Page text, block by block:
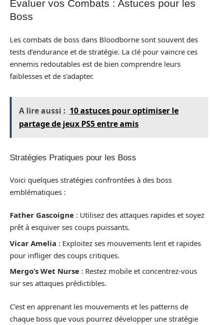
Évaluer vos Combats : Astuces pour les
Boss
Les combats de boss dans Bloodborne sont souvent des
tests d’endurance et de stratégie. La clé pour vaincre ces
ennemis redoutables est de bien comprendre leurs
faiblesses et de s’adapter.
A lire aussi : 10 astuces pour optimiser le
partage de jeux PS5 entre amis
Stratégies Pratiques pour les Boss
Voici quelques stratégies confrontées à des boss
emblématiques :
Father Gascoigne : Utilisez des attaques rapides et soyez
prêt à esquiver ses coups puissants.
Vicar Amelia : Exploitez ses mouvements lent et rapides
pour infliger des coups critiques.
Mergo’s Wet Nurse : Restez mobile et concentrez-vous
sur ses attaques prédictibles.
C’est en apprenant les mouvements et les patterns de
chaque boss que vous pourrez développer une stratégie